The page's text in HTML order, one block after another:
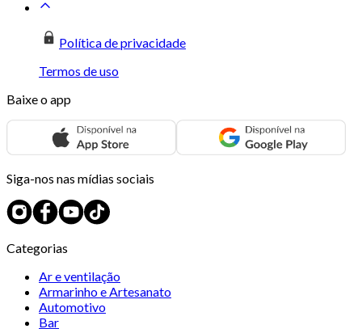
Política de privacidade
Termos de uso
Baixe o app
Siga-nos nas mídias sociais
Categorias
Ar e ventilação
Armarinho e Artesanato
Automotivo
Bar